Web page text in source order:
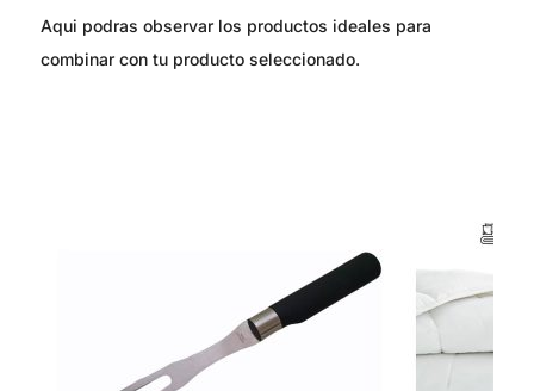
Aqui podras observar los productos ideales para
combinar con tu producto seleccionado.